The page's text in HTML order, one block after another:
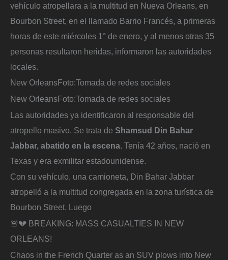
vehículo atropellara a la multitud en Nueva Orleans, en
Bourbon Street, en el llamado Barrio Francés, a primeras
horas de este miércoles 1° de enero, y al menos otras 35
personas resultaron heridas, informaron las autoridades
locales.
New OrleansFoto:Tomada de redes sociales
New OrleansFoto:Tomada de redes sociales
Las autoridades ya identificaron al responsable del
atropello masivo. Se trata de Shamsud Din Bahar
Jabbar, abatido en la escena. Tenía 42 años, nació en
Texas y era exmilitar estadounidense.
Con su vehículo, una camioneta, Din Bahar Jabbar
atropelló a la multitud congregada en la zona turística de
Bourbon Street. Luego
🚨💔 BREAKING: MASS CASUALTIES IN NEW
ORLEANS!
Chaos in the French Quarter as an SUV plows into New